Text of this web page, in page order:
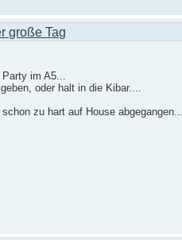
große Tag
im A5...
oder halt in die Kibar....
zu hart auf House abgegangen....